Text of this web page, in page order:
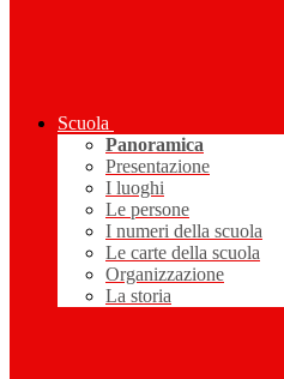
Scuola
Panoramica
Presentazione
I luoghi
Le persone
I numeri della scuola
Le carte della scuola
Organizzazione
La storia